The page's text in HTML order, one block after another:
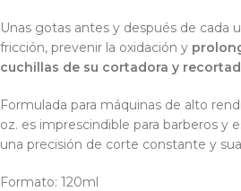
Unas gotas antes y después de cada
fricción, prevenir la oxidación y
cuchillas de su cortadora y
Formulada para máquinas de alto
oz. es imprescindible para barberos y
una precisión de corte constante y
Formato: 120ml